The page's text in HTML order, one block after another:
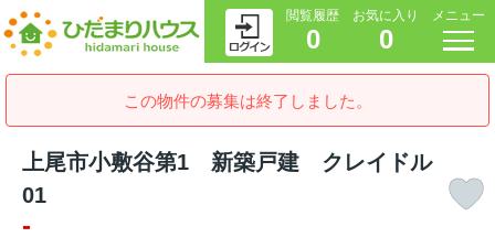
閲覧履歴
0
お気に入り
0
メニュー
この物件の募集は終了しました。
上尾市小敷谷第1 新築戸建 クレイドル
01
-